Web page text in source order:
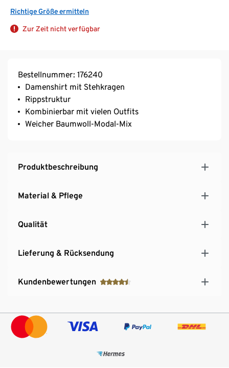
Richtige Größe ermitteln
Zur Zeit nicht verfügbar
Bestellnummer: 176240
Damenshirt mit Stehkragen
Rippstruktur
Kombinierbar mit vielen Outfits
Weicher Baumwoll-Modal-Mix
Produktbeschreibung
Material & Pflege
Qualität
Lieferung & Rücksendung
Kundenbewertungen